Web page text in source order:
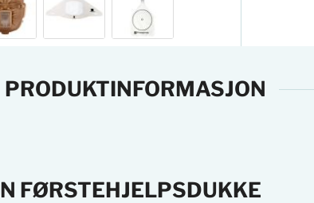
PRODUKTINFORMASJON
FØRSTEHJELPSDUKKE